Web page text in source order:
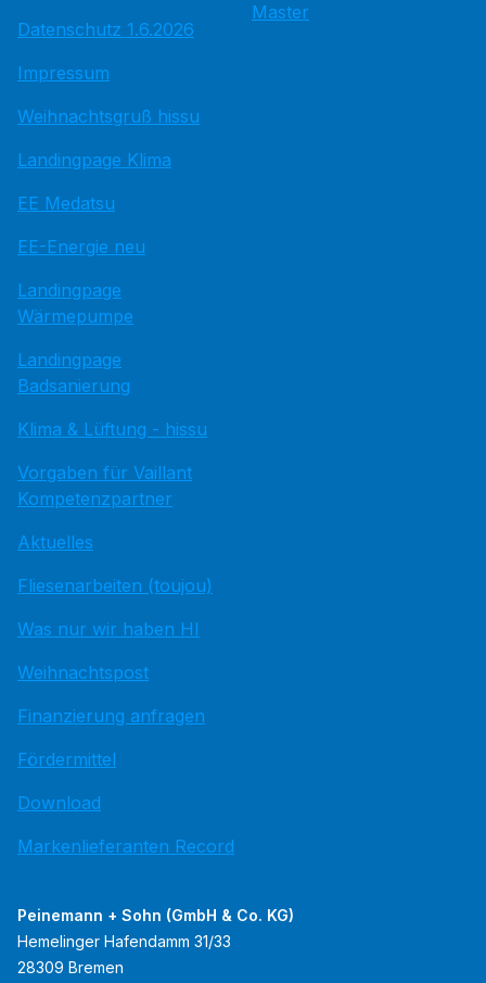
Datenschutz 1.6.2026
Impressum
Weihnachtsgruß hissu
Landingpage Klima
EE Medatsu
EE-Energie neu
Landingpage
Wärmepumpe
Landingpage
Badsanierung
Klima & Lüftung - hissu
Vorgaben für Vaillant
Kompetenzpartner
Aktuelles
Fliesenarbeiten (toujou)
Was nur wir haben HI
Weihnachtspost
Finanzierung anfragen
Fördermittel
Download
Markenlieferanten Record
Master
Peinemann + Sohn (GmbH & Co. KG)
Hemelinger Hafendamm 31/33
28309 Bremen